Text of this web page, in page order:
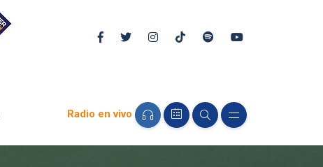
Radio en vivo